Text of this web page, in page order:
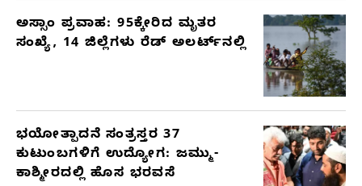
ಅಸ್ಸಾಂ ಪ್ರವಾಹ: 95ಕ್ಕೇರಿದ ಮೃತರ
ಸಂಖ್ಯೆ, 14 ಜಿಲ್ಲೆಗಳು ರೆಡ್ ಅಲರ್ಟ್‌ನಲ್ಲಿ
ಭಯೋತ್ಪಾದನೆ ಸಂತ್ರಸ್ತರ 37
ಕುಟುಂಬಗಳಿಗೆ ಉದ್ಯೋಗ: ಜಮ್ಮು-
ಕಾಶ್ಮೀರದಲ್ಲಿ ಹೊಸ ಭರವಸೆ